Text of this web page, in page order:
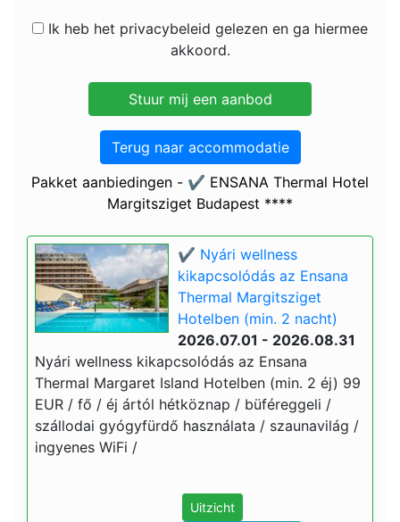
Ik heb het privacybeleid gelezen en ga hiermee
akkoord.
Terug naar accommodatie
Pakket aanbiedingen - ✔️ ENSANA Thermal Hotel
Margitsziget Budapest ****
✔️ Nyári wellness
kikapcsolódás az Ensana
Thermal Margitsziget
Hotelben (min. 2 nacht)
2026.07.01 - 2026.08.31
Nyári wellness kikapcsolódás az Ensana
Thermal Margaret Island Hotelben (min. 2 éj) 99
EUR / fő / éj ártól hétköznap / büféreggeli /
szállodai gyógyfürdő használata / szaunavilág /
ingyenes WiFi /
Uitzicht